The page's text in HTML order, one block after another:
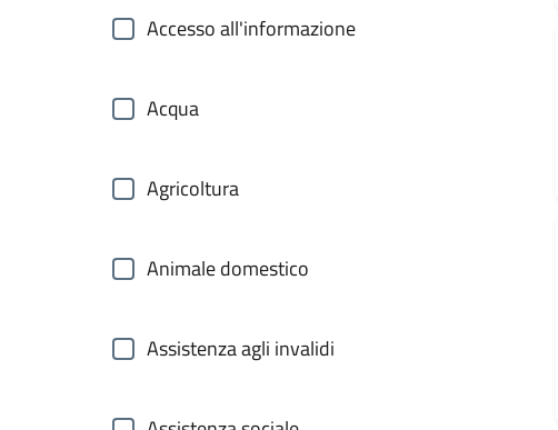
Accesso all'informazione
Acqua
Agricoltura
Animale domestico
Assistenza agli invalidi